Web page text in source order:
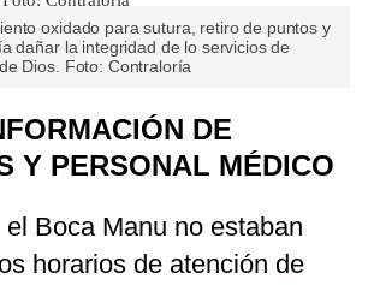
oxidado para sutura, retiro de puntos y
dañar la integridad de lo servicios de
Dios. Foto: Contraloría
DE
Y PERSONAL MÉDICO
Boca Manu no estaban
horarios de atención de